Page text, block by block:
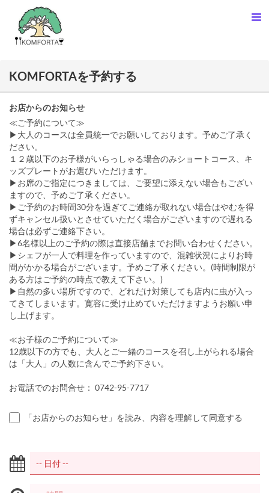
KOMFORTAを予約する
お店からのお知らせ
≪ご予約について≫
▶大人のコースは全員統一でお願いしております。予めご了承く
ださい。
１２歳以下のお子様がいらっしゃる場合のみショートコース、キ
ッズプレートがお選びいただけます。
▶お席のご指定につきましては、ご要望に添えない場合もござい
ますので、予めご了承ください。
▶ご予約のお時間30分を過ぎてご連絡が取れない場合はやむを得
ずキャンセル扱いとさせていただく場合がございますので遅れる
場合は必ずご連絡下さい。
▶6名様以上のご予約の際は直接店舗までお問い合わせください。
▶シェフが一人で料理を作っていますので、混雑状況によりお時
間がかかる場合がございます。予めご了承ください。(時間制限が
ある方はご予約の時点で教えて下さい。)
▶自然の多い場所ですので、どれだけ対策しても店内に虫が入っ
てきてしまいます。寛容に受け止めていただけますようお願い申
し上げます。
≪お子様のご予約について≫
12歳以下の方でも、大人とご一緒のコースを召し上がられる場合
は「大人」の人数に含んでご予約下さい。
お電話でのお問合せ： 0742-95-7717
「お店からのお知らせ」を読み、内容を理解して同意する